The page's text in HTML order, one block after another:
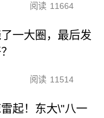
阅读 11664
一大圈，最后发
阅读 11514
起！东大\"八一